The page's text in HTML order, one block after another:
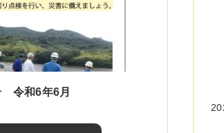
令和6年6月